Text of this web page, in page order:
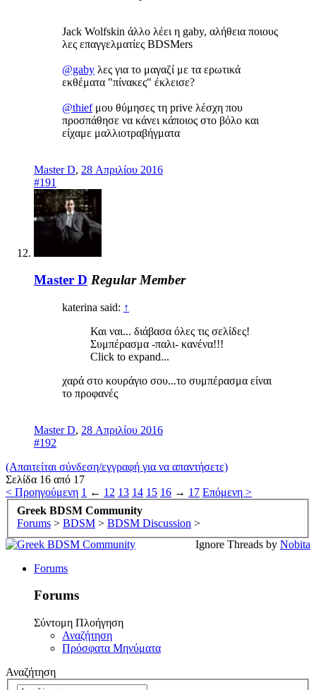
Jack Wolfskin άλλο λέει η gaby, αλήθεια ποιους
λες επαγγελματίες BDSMers
@gaby λες για το μαγαζί με τα ερωτικά
εκθέματα "πίνακες" έκλεισε?
@thiefμου θύμησες τη prive λέσχη που
προσπάθησε να κάνει κάποιος στο βόλο και
είχαμε μαλλιοτραβήγματα
Master D, 28 Απριλίου 2016
#191
Master D Regular Member
katerina said: ↑
Και ναι... διάβασα όλες τις σελίδες!
Συμπέρασμα -παλι- κανένα!!!
Click to expand...
χαρά στο κουράγιο σου...το συμπέρασμα είναι
το προφανές
Master D, 28 Απριλίου 2016
#192
(Απαιτείται σύνδεση/εγγραφή για να απαντήσετε)
Σελίδα 16 από 17
< Προηγούμενη 1 ← 12 13 14 15 16 → 17 Επόμενη >
Greek BDSM Community
Forums > BDSM > BDSM Discussion >
Ignore Threads by Nobita
Forums
Forums
Σύντομη Πλοήγηση
Αναζήτηση
Πρόσφατα Μηνύματα
Αναζήτηση